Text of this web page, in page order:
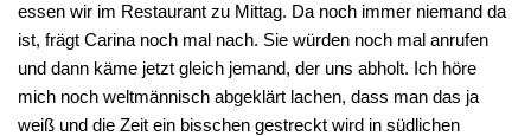
essen wir im Restaurant zu Mittag. Da noch immer niemand da
ist, frägt Carina noch mal nach. Sie würden noch mal anrufen
und dann käme jetzt gleich jemand, der uns abholt. Ich höre
mich noch weltmännisch abgeklärt lachen, dass man das ja
weiß und die Zeit ein bisschen gestreckt wird in südlichen